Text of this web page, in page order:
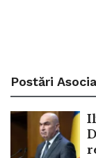
Postări